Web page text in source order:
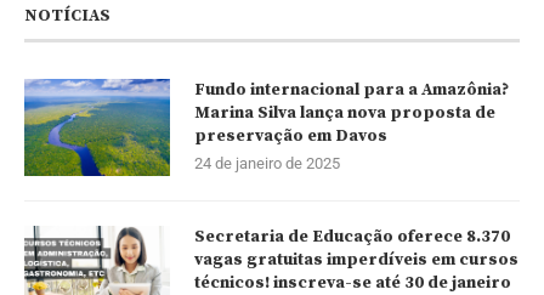
NOTÍCIAS
Fundo internacional para a Amazônia?
Marina Silva lança nova proposta de
preservação em Davos
24 de janeiro de 2025
Secretaria de Educação oferece 8.370
vagas gratuitas imperdíveis em cursos
técnicos! inscreva-se até 30 de janeiro